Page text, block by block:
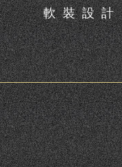
軟裝設計